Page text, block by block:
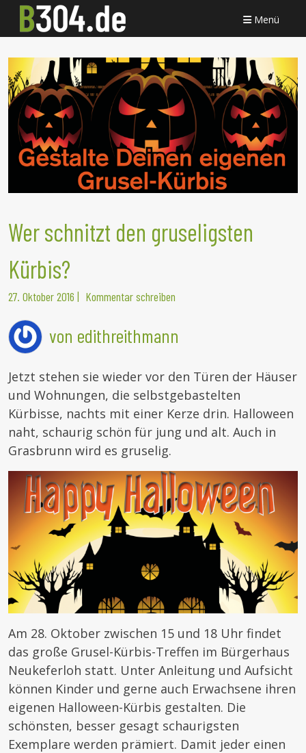
Menü
Wer schnitzt den gruseligsten
Kürbis?
27. Oktober 2016 | Kommentar schreiben
von edithreithmann
Jetzt stehen sie wieder vor den Türen der Häuser
und Wohnungen, die selbstgebastelten
Kürbisse, nachts mit einer Kerze drin. Halloween
naht, schaurig schön für jung und alt. Auch in
Grasbrunn wird es gruselig.
Am 28. Oktober zwischen 15 und 18 Uhr findet
das große Grusel-Kürbis-Treffen im Bürgerhaus
Neukeferloh statt. Unter Anleitung und Aufsicht
können Kinder und gerne auch Erwachsene ihren
eigenen Halloween-Kürbis gestalten. Die
schönsten, besser gesagt schaurigsten
Exemplare werden prämiert. Damit jeder einen